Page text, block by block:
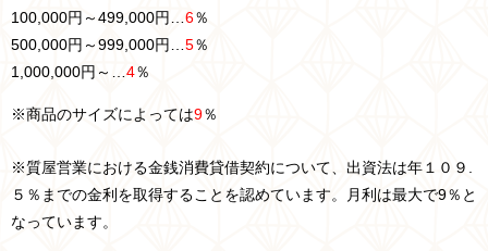
100,000円～499,000円… 6％
500,000円～999,000円… 5％
1,000,000円～… 4％
※商品のサイズによっては9％
※質屋営業における金銭消費貸借契約について、出資法は年１０９.
５％までの金利を取得することを認めています。月利は最大で9％と
なっています。